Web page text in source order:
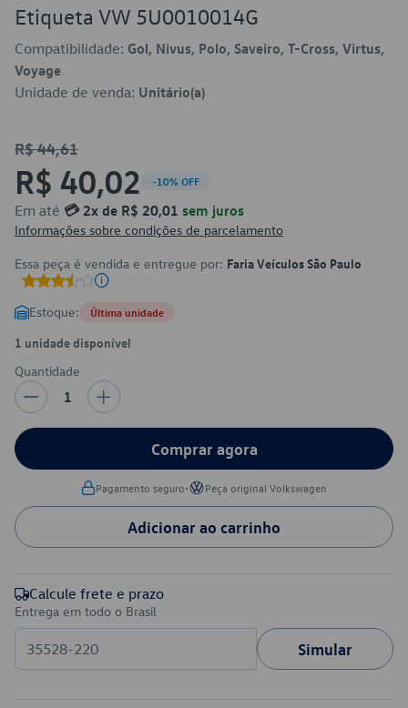
Etiqueta VW 5U0010014G
Compatibilidade: Gol, Nivus, Polo, Saveiro, T-Cross, Virtus,
Voyage
Unidade de venda: Unitário(a)
R$ 44,61
R$ 40,02 -10% OFF
Em até 💳 2x de R$ 20,01 sem juros
Informações sobre condições de parcelamento
Essa peça é vendida e entregue por: Faria Veículos São Paulo
Estoque: Última unidade
1 unidade disponível
Quantidade
1
Comprar agora
Pagamento seguro• Peça original Volkswagen
Adicionar ao carrinho
Calcule frete e prazo
Entrega em todo o Brasil
Simular